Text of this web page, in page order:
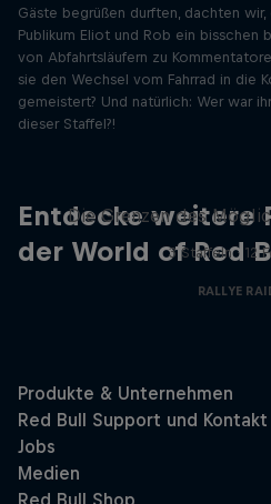
Gäste begrüßen durften, dachten
Publikum Eliot und Rob ein bisschen
von Abfahrtsläufern zu
sie den Wechsel vom Fahrrad in die
gemeistert? Und natürlich: Wer war
dieser Staffel?!
Entdecke weitere
der World of Red
Die Grenzen des
3 Staffeln · 12
RALLYE